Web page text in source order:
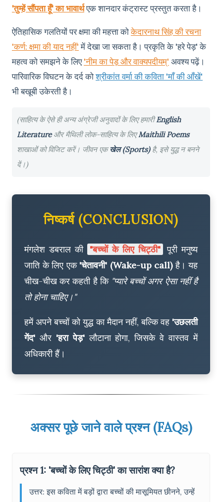
'तुम्हें सौंपता हूँ' का भावार्थएक शानदार कंट्रास्ट प्रस्तुत करता है।
ऐतिहासिक गलतियों पर क्षमा की महत्ता कोकेदारनाथ सिंह की रचना
'कर्ण: क्षमा की याद नहीं'में देखा जा सकता है। प्रकृति के 'हरे पेड़' के
महत्व को समझने के लिए'नीम का पेड़ और वाक्यपदीयम्' अवश्य पढ़ें।
पारिवारिक विघटन के दर्द कोश्रीकांत वर्मा की कविता 'माँ की आँखें'
भी बखूबी उकेरती है।
(साहित्य के ऐसे ही अन्य अंग्रेजी अनुवादों के लिए हमारीEnglish
Literatureऔर मैथिली लोक-साहित्य के लिएMaithili Poems
शाखाओं को विजिट करें। जीवन एकखेल (Sports)है, इसे युद्ध न बनने
दें।)
निष्कर्ष (CONCLUSION)
मंगलेश डबराल की "बच्चों के लिए चिट्ठी" पूरी मनुष्य
जाति के लिए एक 'चेतावनी' (Wake-up call)है। यह
चीख-चीख कर कहती है कि "प्यारे बच्चों अगर ऐसा नहीं है
तो होना चाहिए।"
हमें अपने बच्चों को युद्ध का मैदान नहीं, बल्कि वह 'उछलती
गेंद' और 'हरा पेड़'लौटाना होगा, जिसके वे वास्तव में
अधिकारी हैं।
अक्सर पूछे जाने वाले प्रश्न (FAQs)
प्रश्न 1: 'बच्चों के लिए चिट्ठी' का सारांश क्या है?
उत्तर: इस कविता में बड़ों द्वारा बच्चों की मासूमियत छीनने, उन्हें